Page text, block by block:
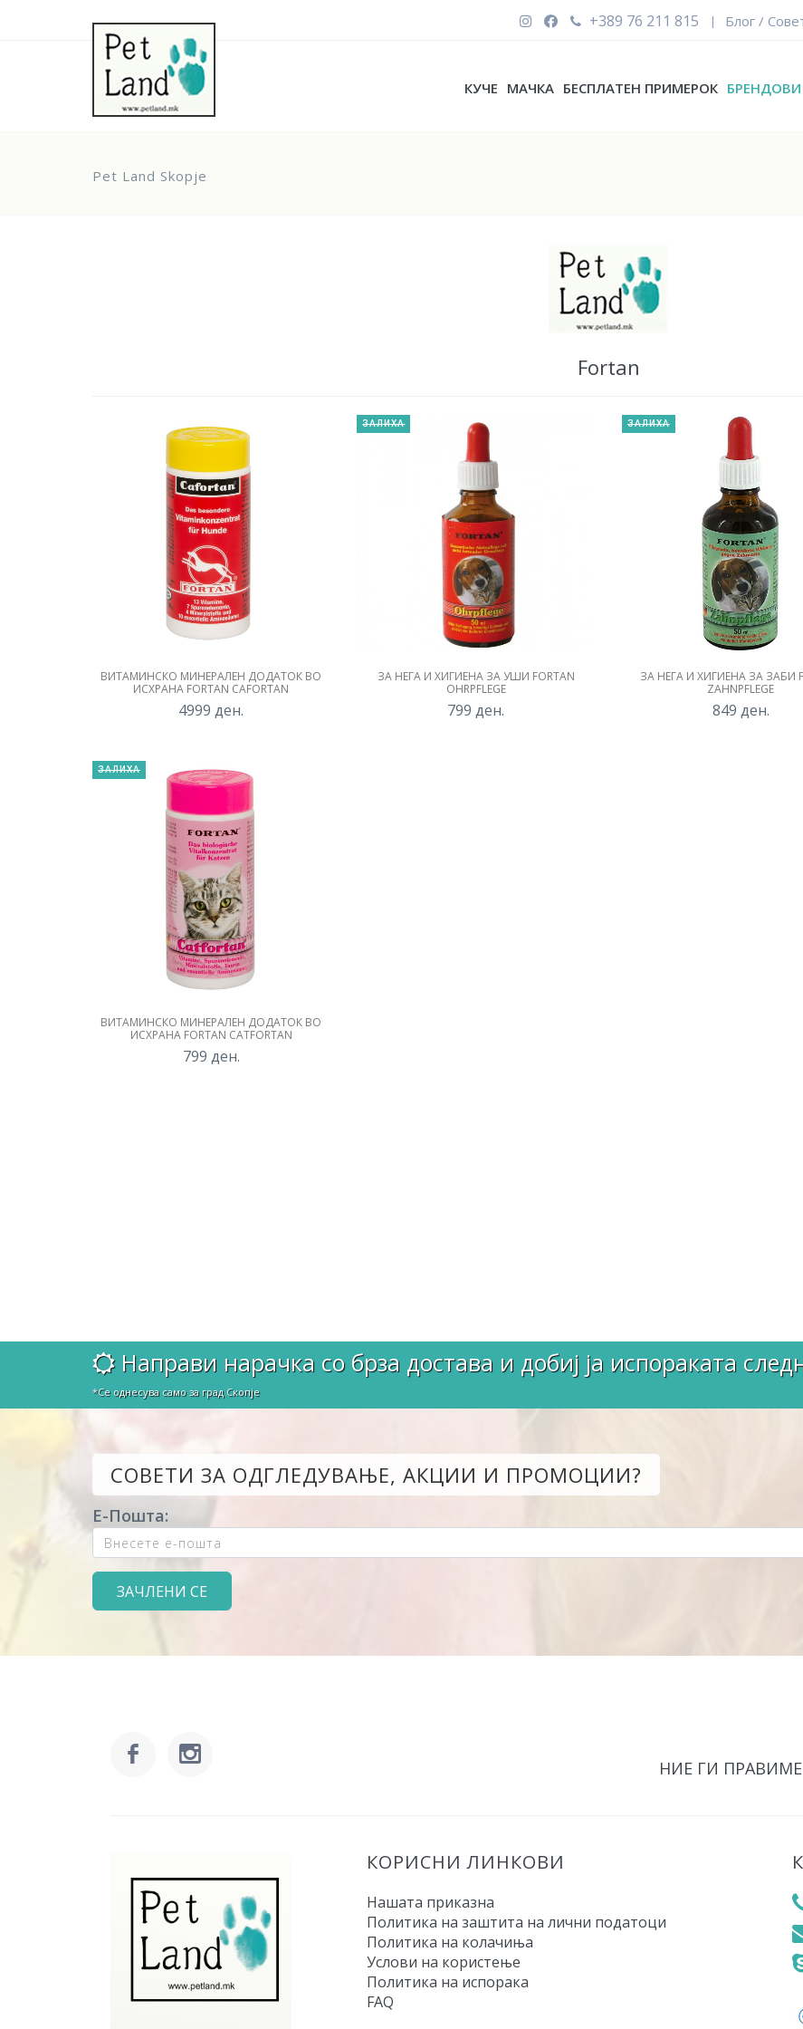
+389 76 211 815 | Блог /
КУЧЕ МАЧКА БЕСПЛАТЕН ПРИМЕРОК БРЕНДОВИ
Pet Land Skopje
Fortan
ВИТАМИНСКО МИНЕРАЛЕН ДОДАТОК ВО
ИСХРАНА FORTAN CAFORTAN
4999 ден.
ЗАЛИХА
ЗА НЕГА И ХИГИЕНА ЗА УШИ FORTAN
OHRPFLEGE
799 ден.
ЗАЛИХА
ЗА НЕГА И ХИГИЕНА ЗА ЗАБИ
ZAHNPFLEGE
849 ден.
ЗАЛИХА
ВИТАМИНСКО МИНЕРАЛЕН ДОДАТОК ВО
ИСХРАНА FORTAN CATFORTAN
799 ден.
Направи нарачка со брза достава и добиј ја испораката
*Се однесува само за град Скопје
СОВЕТИ ЗА ОДГЛЕДУВАЊЕ, АКЦИИ И ПРОМОЦИИ?
Е-Пошта:
НИЕ ГИ
КОРИСНИ ЛИНКОВИ
Нашата приказна
Политика на заштита на лични податоци
Политика на колачиња
Услови на користење
Политика на испорака
FAQ